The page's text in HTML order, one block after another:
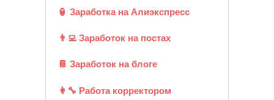
🏮 Заработка на Алиэкспресс
👨‍💻 Заработок на постах
📔 Заработок на блоге
👩‍🔧 Работа корректором